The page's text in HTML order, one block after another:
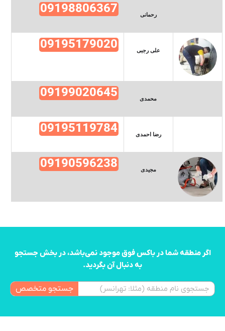
رحمانی 09198806367
علی رجبی 09195179020
محمدی 09199020645
رضا احمدی 09195119784
مجیدی 09190596238
اگر منطقه شما در باکس فوق موجود نمی‌باشد، در بخش جستجو
به دنبال آن بگردید.
جستجو متخصص